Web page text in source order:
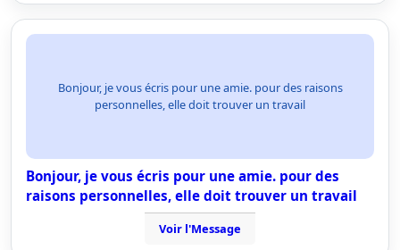
Bonjour, je vous écris pour une amie. pour des raisons
personnelles, elle doit trouver un travail
Bonjour, je vous écris pour une amie. pour des
raisons personnelles, elle doit trouver un travail
Voir l'Message